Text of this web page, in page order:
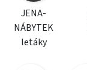
JENA-
NÁBYTEK
letáky